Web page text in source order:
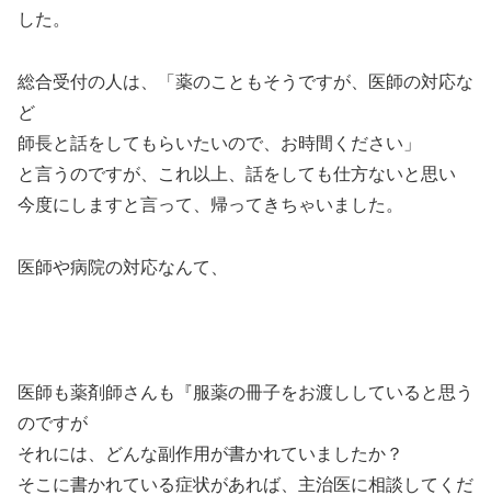
した。
総合受付の人は、「薬のこともそうですが、医師の対応な
ど
師長と話をしてもらいたいので、お時間ください」
と言うのですが、これ以上、話をしても仕方ないと思い
今度にしますと言って、帰ってきちゃいました。
医師や病院の対応なんて、
医師も薬剤師さんも『服薬の冊子をお渡ししていると思う
のですが
それには、どんな副作用が書かれていましたか？
そこに書かれている症状があれば、主治医に相談してくだ